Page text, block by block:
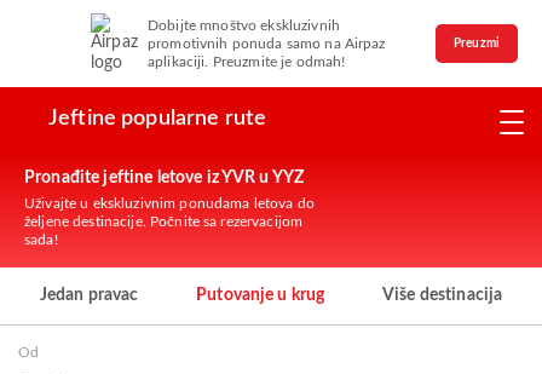
Dobijte mnoštvo ekskluzivnih
promotivnih ponuda samo na Airpaz
aplikaciji. Preuzmite je odmah!
Preuzmi
Jeftine popularne rute
Pronađite jeftine letove iz YVR u YYZ
Uživajte u ekskluzivnim ponudama letova do
željene destinacije. Počnite sa rezervacijom
sada!
Jedan pravac Putovanje u krug Više destinacija
Od